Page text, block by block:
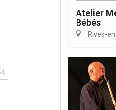
Atelier
Bébés
Rives-